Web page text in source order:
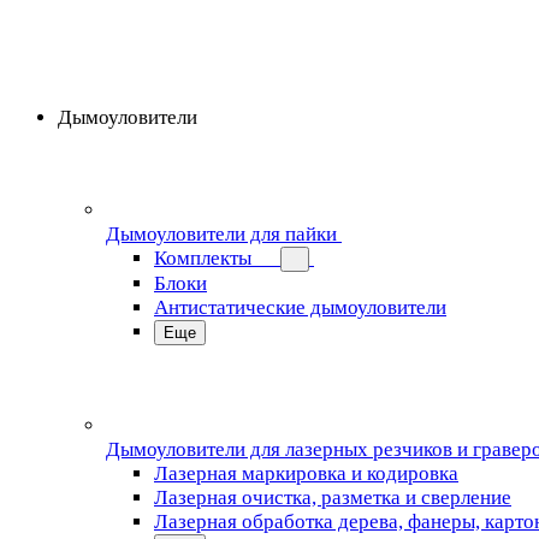
Дымоуловители
Дымоуловители для пайки
Комплекты
Блоки
Антистатические дымоуловители
Еще
Дымоуловители для лазерных резчиков и
Лазерная маркировка и кодировка
Лазерная очистка, разметка и сверление
Лазерная обработка дерева, фанеры,